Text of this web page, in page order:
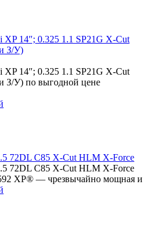
XP 14″; 0.325 1.1 SP21G X-Cut
З/У)
XP 14″; 0.325 1.1 SP21G X-Cut
З/У) по выгодной цене
72DL C85 X-Cut HLM X-Force
72DL C85 X-Cut HLM X-Force
XP® — чрезвычайно мощная и